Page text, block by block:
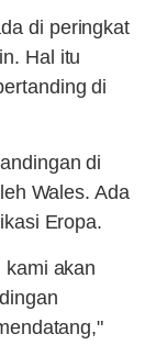
di peringkat
Hal itu
di
di
Wales. Ada
Eropa.
kami akan